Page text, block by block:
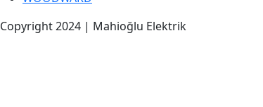
Copyright 2024 | Mahioğlu Elektrik